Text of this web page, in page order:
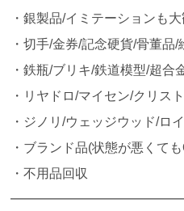
・銀製品/イミテーションも大
・切手/金券/記念硬貨/骨董品/
・鉄瓶/ブリキ/鉄道模型/超合
・リヤドロ/マイセン/クリス
・ジノリ/ウェッジウッド/ロ
・ブランド品(状態が悪くて
・不用品回収